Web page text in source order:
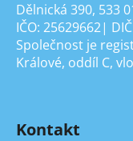
Dělnická 390, 533
IČO: 25629662|
Společnost je
Králové, oddíl C,
Kontakt